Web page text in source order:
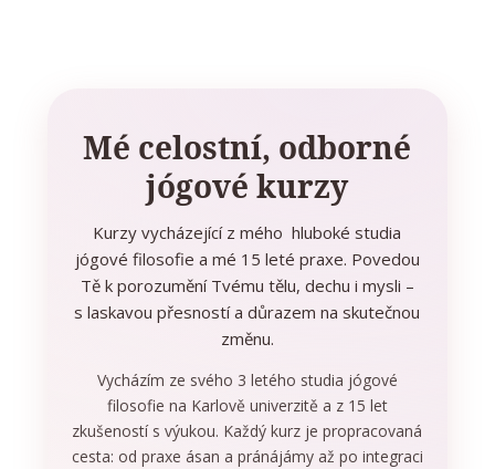
Mé celostní, odborné
jógové kurzy
Kurzy vycházející z mého hluboké studia
jógové filosofie a mé 15 leté praxe. Povedou
Tě k porozumění Tvému tělu, dechu i mysli –
s laskavou přesností a důrazem na skutečnou
změnu.
Vycházím ze svého 3 letého studia jógové
filosofie na Karlově univerzitě a z 15 let
zkušeností s výukou. Každý kurz je propracovaná
cesta: od praxe ásan a pránájámy až po integraci